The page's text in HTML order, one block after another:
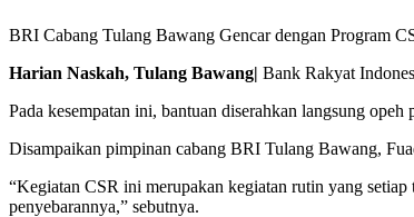
BRI Cabang Tulang Bawang Gencar dengan Program
Harian Naskah, Tulang Bawang| Bank Rakyat
Pada kesempatan ini, bantuan diserahkan langsung
Disampaikan pimpinan cabang BRI Tulang Bawang,
“Kegiatan CSR ini merupakan kegiatan rutin yang
penyebarannya,” sebutnya.